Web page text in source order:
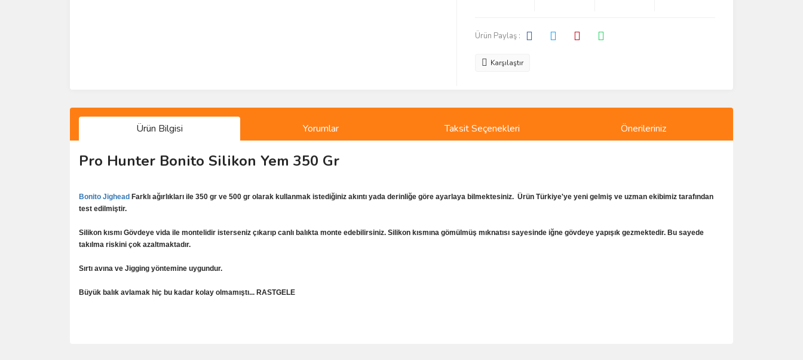
Ürün Paylaş :
Karşılaştır
Ürün Bilgisi Yorumlar Taksit Seçenekleri Önerileriniz
Pro Hunter Bonito Silikon Yem 350 Gr
Bonito Jighead Farklı ağırlıkları ile 350 gr ve 500 gr olarak kullanmak istediğiniz akıntı yada derinliğe göre ayarlaya bilmektesiniz. Ürün Türkiye'ye yeni gelmiş ve uzman ekibimiz tarafından
test edilmiştir.
Silikon kısmı Gövdeye vida ile montelidir isterseniz çıkarıp canlı balıkta monte edebilirsiniz. Silikon kısmına gömülmüş mıknatısı sayesinde iğne gövdeye yapışık gezmektedir. Bu sayede
takılma riskini çok azaltmaktadır.
Sırtı avına ve Jigging yöntemine uygundur.
Büyük balık avlamak hiç bu kadar kolay olmamıştı... RASTGELE